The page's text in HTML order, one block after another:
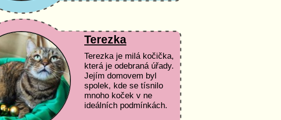
Terezka
Terezka je milá kočička,
která je odebraná úřady.
Jejím domovem byl
spolek, kde se tísnilo
mnoho koček v ne
ideálních podmínkách.